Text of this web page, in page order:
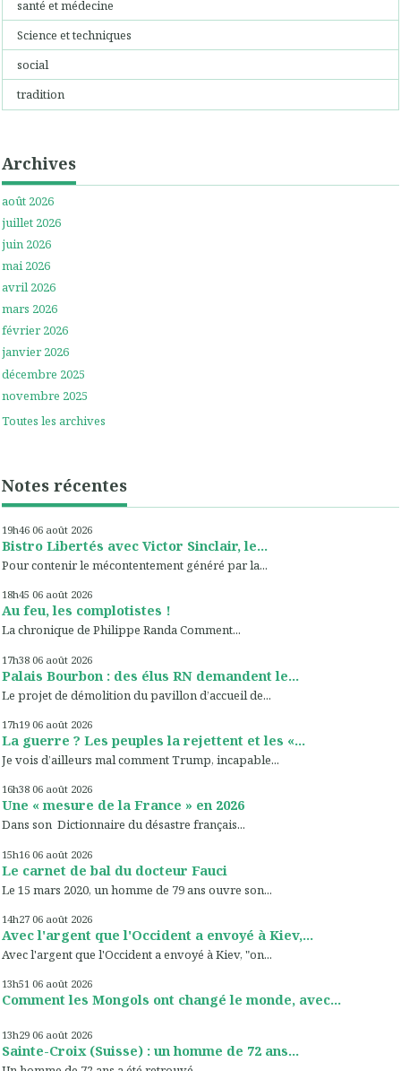
santé et médecine
Science et techniques
social
tradition
Archives
août 2026
juillet 2026
juin 2026
mai 2026
avril 2026
mars 2026
février 2026
janvier 2026
décembre 2025
novembre 2025
Toutes les archives
Notes récentes
19h46 06 août 2026
Bistro Libertés avec Victor Sinclair, le...
Pour contenir le mécontentement généré par la...
18h45 06 août 2026
Au feu, les complotistes !
La chronique de Philippe Randa Comment...
17h38 06 août 2026
Palais Bourbon : des élus RN demandent le...
Le projet de démolition du pavillon d’accueil de...
17h19 06 août 2026
La guerre ? Les peuples la rejettent et les «...
Je vois d’ailleurs mal comment Trump, incapable...
16h38 06 août 2026
Une « mesure de la France » en 2026
Dans son Dictionnaire du désastre français...
15h16 06 août 2026
Le carnet de bal du docteur Fauci
Le 15 mars 2020, un homme de 79 ans ouvre son...
14h27 06 août 2026
Avec l'argent que l'Occident a envoyé à Kiev,...
Avec l'argent que l'Occident a envoyé à Kiev, "on...
13h51 06 août 2026
Comment les Mongols ont changé le monde, avec...
13h29 06 août 2026
Sainte-Croix (Suisse) : un homme de 72 ans...